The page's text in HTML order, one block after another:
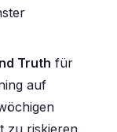
Truth für
auf